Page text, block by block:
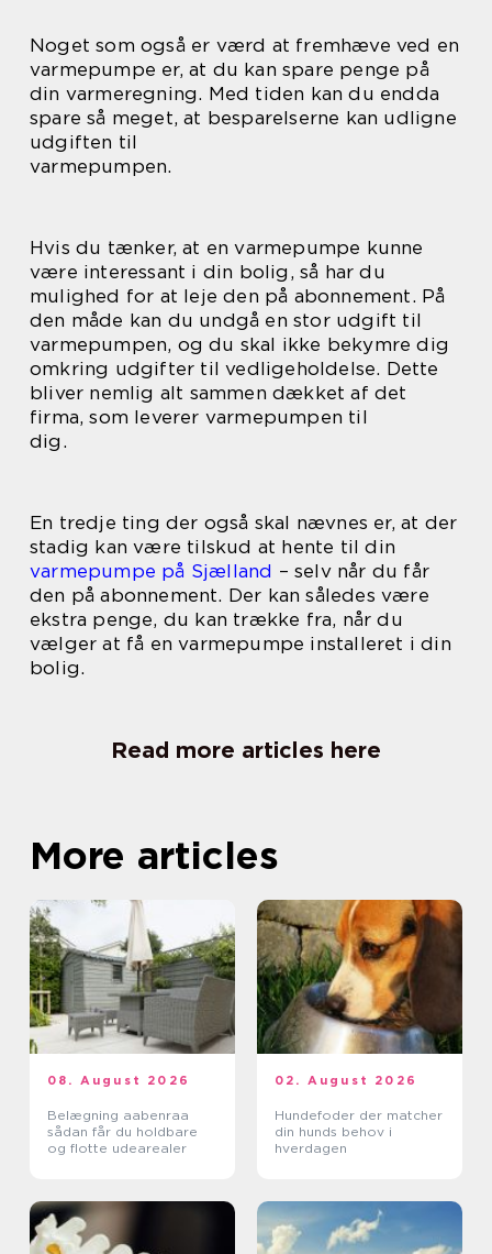
Noget som også er værd at fremhæve ved en
varmepumpe er, at du kan spare penge på
din varmeregning. Med tiden kan du endda
spare så meget, at besparelserne kan udligne
udgiften til
varmepumpen.
Hvis du tænker, at en varmepumpe kunne
være interessant i din bolig, så har du
mulighed for at leje den på abonnement. På
den måde kan du undgå en stor udgift til
varmepumpen, og du skal ikke bekymre dig
omkring udgifter til vedligeholdelse. Dette
bliver nemlig alt sammen dækket af det
firma, som leverer varmepumpen til
dig.
En tredje ting der også skal nævnes er, at der
stadig kan være tilskud at hente til din
varmepumpe på Sjælland – selv når du får
den på abonnement. Der kan således være
ekstra penge, du kan trække fra, når du
vælger at få en varmepumpe installeret i din
bolig.
Read more articles here
More articles
08. August 2026
Belægning aabenraa
sådan får du holdbare
og flotte udearealer
02. August 2026
Hundefoder der matcher
din hunds behov i
hverdagen